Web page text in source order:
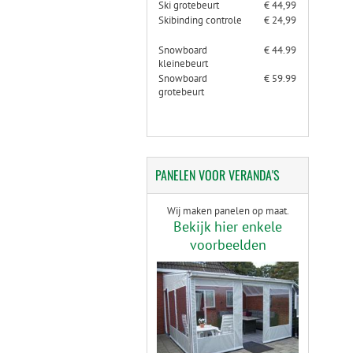
Ski grotebeurt
€ 44,99
Skibinding controle
€ 24,99
Snowboard
kleinebeurt
€ 44.99
Snowboard
grotebeurt
€ 59.99
PANELENVOOR VERANDA'S
Wij maken panelen op maat.
Bekijk hier enkele
voorbeelden